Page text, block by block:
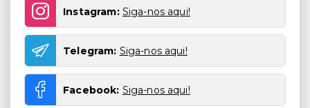
Instagram: Siga-nos aqui!
Telegram: Siga-nos aqui!
Facebook: Siga-nos aqui!